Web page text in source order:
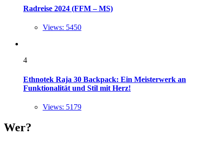
Radreise 2024 (FFM – MS)
Views: 5450
4
Ethnotek Raja 30 Backpack: Ein Meisterwerk an
Funktionalität und Stil mit Herz!
Views: 5179
Wer?